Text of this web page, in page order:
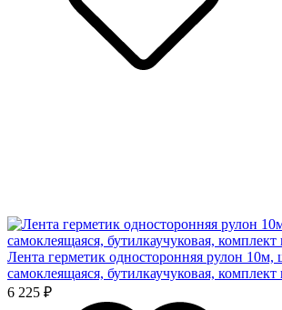
Лента герметик односторонняя рулон
самоклеящаяся, бутилкаучуковая, комплект
6 225 ₽